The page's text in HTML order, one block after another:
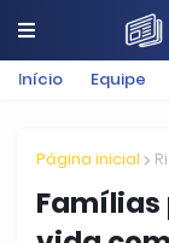
Início Equipe
Página inicial